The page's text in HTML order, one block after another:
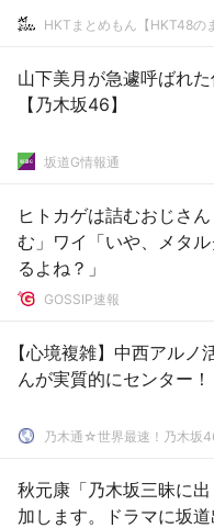
HKTまとめもん【HKT48の
山下美月が急遽呼ばれ
【乃木坂46】
坂道G情報通
ヒトカゲは詰むおじさ
む」ワイ「いや、メタ
るよね？」
GOSSIP速報
【心境複雑】中西アルノ
んが実質的にセンター！
秋元康「乃木坂三昧に
加します。ドラマに坂